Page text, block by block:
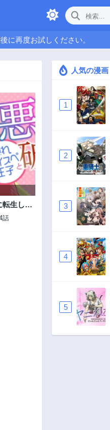
に再度お試しください。
転生した
ハイスペ
話
人気の漫画
1
2
3
4
5